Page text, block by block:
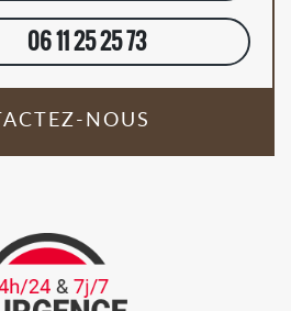
06 11 25 25 73
NOUS